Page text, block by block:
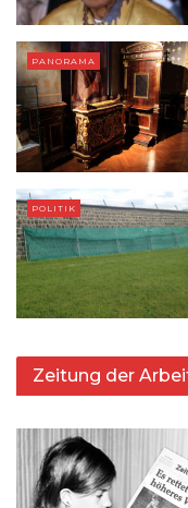
PANORAMA
POLITIK
Zeitung der